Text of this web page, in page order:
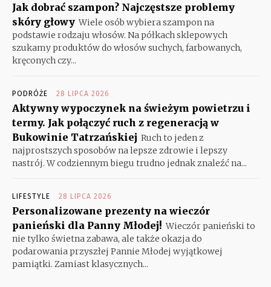
Jak dobrać szampon? Najczęstsze problemy
skóry głowy Wiele osób wybiera szampon na
podstawie rodzaju włosów. Na półkach sklepowych
szukamy produktów do włosów suchych, farbowanych,
kręconych czy...
PODRÓŻE 28 LIPCA 2026
Aktywny wypoczynek na świeżym powietrzu i
termy. Jak połączyć ruch z regeneracją w
Bukowinie Tatrzańskiej Ruch to jeden z
najprostszych sposobów na lepsze zdrowie i lepszy
nastrój. W codziennym biegu trudno jednak znaleźć na...
LIFESTYLE 28 LIPCA 2026
Personalizowane prezenty na wieczór
panieński dla Panny Młodej! Wieczór panieński to
nie tylko świetna zabawa, ale także okazja do
podarowania przyszłej Pannie Młodej wyjątkowej
pamiątki. Zamiast klasycznych...